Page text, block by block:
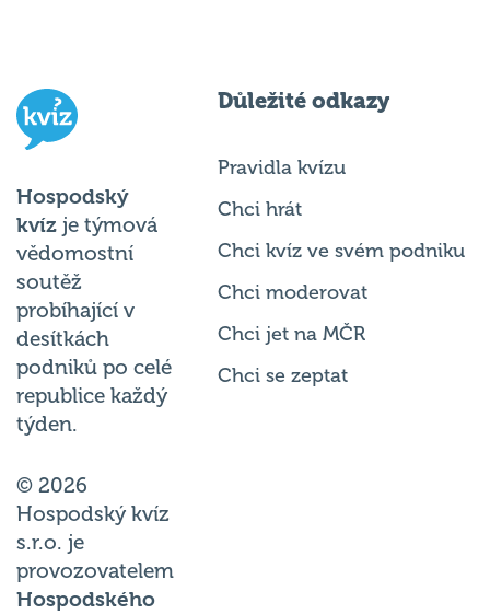
Hospodský
kvíz je týmová
vědomostní
soutěž
probíhající v
desítkách
podniků po celé
republice každý
týden.
© 2026
Hospodský kvíz
s.r.o. je
provozovatelem
Hospodského
Důležité odkazy
Pravidla kvízu
Chci hrát
Chci kvíz ve svém podniku
Chci moderovat
Chci jet na MČR
Chci se zeptat